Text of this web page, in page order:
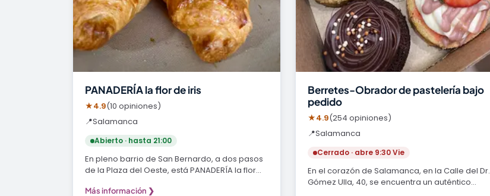
PANADERÍA la flor de iris
★4.9(10 opiniones)
📍Salamanca
Abierto · hasta 21:00
En pleno barrio de San Bernardo, a dos pasos
de la Plaza del Oeste, está PANADERÍA la flor
Más información ❯
Berretes-Obrador de pastelería bajo
pedido
★4.9(254 opiniones)
📍Salamanca
Cerrado · abre 9:30 Vie
En el corazón de Salamanca, en la Calle del Dr.
Gómez Ulla, 40, se encuentra un auténtico